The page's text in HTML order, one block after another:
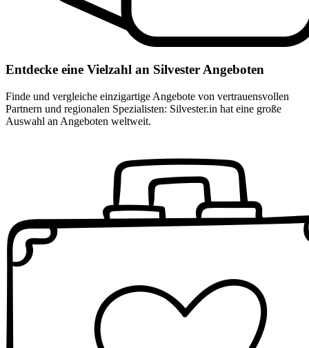
Entdecke eine Vielzahl an Silvester Angeboten
Finde und vergleiche einzigartige Angebote von vertrauensvollen
Partnern und regionalen Spezialisten: Silvester.in hat eine große
Auswahl an Angeboten weltweit.